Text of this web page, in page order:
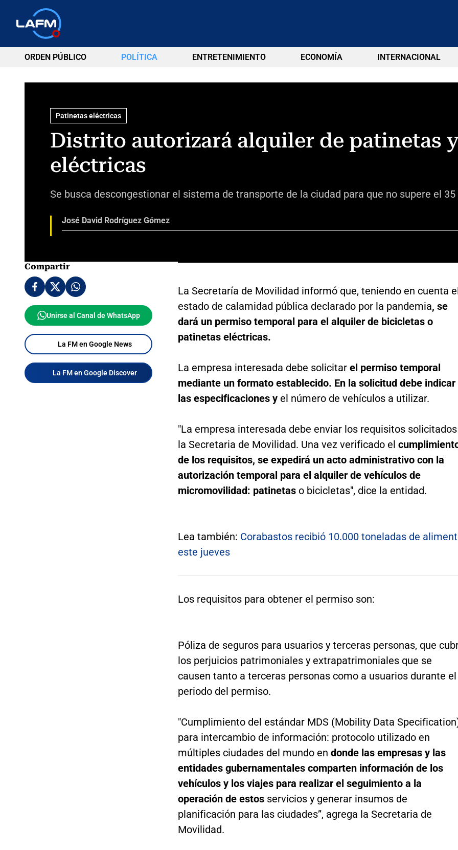
ORDEN PÚBLICO POLÍTICA ENTRETENIMIENTO ECONOMÍA INTERNACIONAL
Patinetas eléctricas
Distrito autorizará alquiler de patinetas
eléctricas
Se busca descongestionar el sistema de transporte de la ciudad para que no supere el 35
José David Rodríguez Gómez
Compartir
Unirse al Canal de WhatsApp
La FM en Google News
La FM en Google Discover
La Secretaría de Movilidad informó que, teniendo en cuenta
estado de calamidad pública declarado por la pandemia, se
dará un permiso temporal para el alquiler de bicicletas o
patinetas eléctricas.
La empresa interesada debe solicitar el permiso temporal
mediante un formato establecido. En la solicitud debe indicar
las especificaciones y el número de vehículos a utilizar.
"La empresa interesada debe enviar los requisitos
la Secretaria de Movilidad. Una vez verificado el
de los requisitos, se expedirá un acto administrativo con la
autorización temporal para el alquiler de vehículos de
micromovilidad: patinetaso bicicletas", dice la entidad.
Lea también: Corabastos recibió 10.000 toneladas de
este jueves
Los requisitos para obtener el permiso son:
Póliza de seguros para usuarios y terceras personas, que
los perjuicios patrimoniales y extrapatrimoniales que se
causen tanto a terceras personas como a usuarios durante el
periodo del permiso.
"Cumplimiento del estándar MDS (Mobility Data
para intercambio de información: protocolo utilizado en
múltiples ciudades del mundo en donde las empresas y las
entidades gubernamentales comparten información de los
vehículos y los viajes para realizar el seguimiento a la
operación de estosservicios y generar insumos de
planificación para las ciudades”, agrega la Secretaria de
Movilidad.